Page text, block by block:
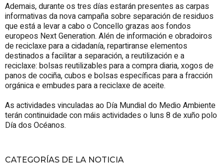
Ademais, durante os tres días estarán presentes as carpas
informativas da nova campaña sobre separación de residuos
que está a levar a cabo o Concello grazas aos fondos
europeos Next Generation. Alén de información e obradoiros
de reciclaxe para a cidadanía, repartiranse elementos
destinados a facilitar a separación, a reutilización e a
reciclaxe: bolsas reutilizables para a compra diaria, xogos de
panos de cociña, cubos e bolsas específicas para a fracción
orgánica e embudes para a reciclaxe de aceite.
As actividades vinculadas ao Día Mundial do Medio Ambiente
terán continuidade con máis actividades o luns 8 de xuño polo
Día dos Océanos.
CATEGORÍAS DE LA NOTICIA